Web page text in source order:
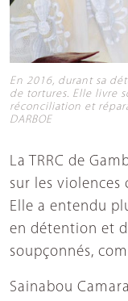
En 2016, durant sa
de tortures. Elle livre
réconciliation et
DARBOE
La TRRC de
sur les violences
Elle a entendu
en détention et
soupçonnés,
Sainabou